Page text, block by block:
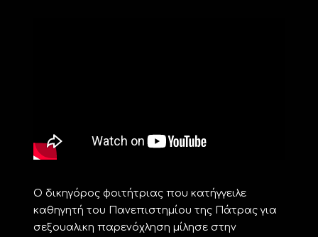
Ο δικηγόρος φοιτήτριας που κατήγγειλε
καθηγητή του Πανεπιστημίου της Πάτρας για
σεξουαλικη παρενόχληση μίλησε στην